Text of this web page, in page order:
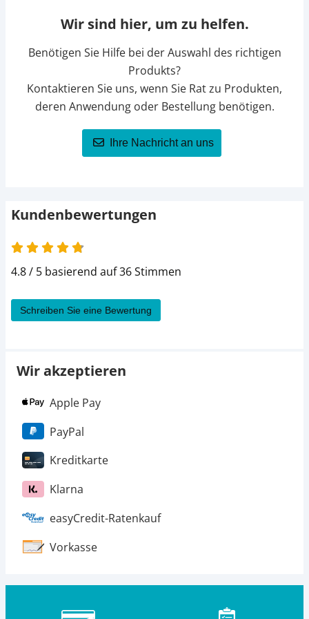
Wir sind hier, um zu helfen.
Benötigen Sie Hilfe bei der Auswahl des richtigen
Produkts?
Kontaktieren Sie uns, wenn Sie Rat zu Produkten,
deren Anwendung oder Bestellung benötigen.
Ihre Nachricht an uns
Kundenbewertungen
4.8 von 5
4.8 / 5 basierend auf 36 Stimmen
Schreiben Sie eine Bewertung
Wir akzeptieren
Apple Pay
PayPal
Kreditkarte
Klarna
easyCredit-Ratenkauf
Vorkasse